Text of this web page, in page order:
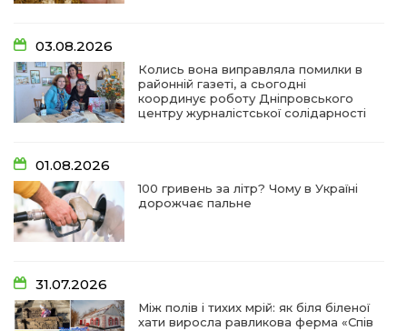
03.08.2026
Колись вона виправляла помилки в
районній газеті, а сьогодні
координує роботу Дніпровського
центру журналістської солідарності
01.08.2026
100 гривень за літр? Чому в Україні
дорожчає пальне
31.07.2026
Між полів і тихих мрій: як біля біленої
хати виросла равликова ферма «Спів